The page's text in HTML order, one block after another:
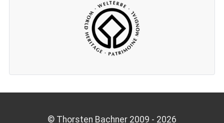
© Thorsten Bachner 2009 - 2026